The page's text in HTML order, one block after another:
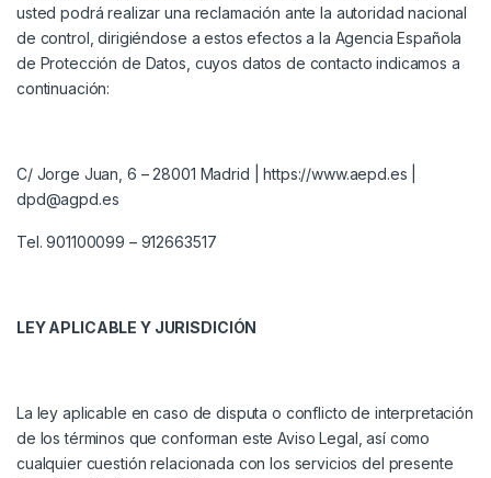
usted podrá realizar una reclamación ante la autoridad nacional
de control, dirigiéndose a estos efectos a la Agencia Española
de Protección de Datos, cuyos datos de contacto indicamos a
continuación:
C/ Jorge Juan, 6 – 28001 Madrid |https://www.aepd.es
dpd@agpd.es
Tel. 901100099 – 912663517
LEY APLICABLE Y JURISDICIÓN
La ley aplicable en caso de disputa o conflicto de interpretación
de los términos que conforman este Aviso Legal, así como
cualquier cuestión relacionada con los servicios del presente